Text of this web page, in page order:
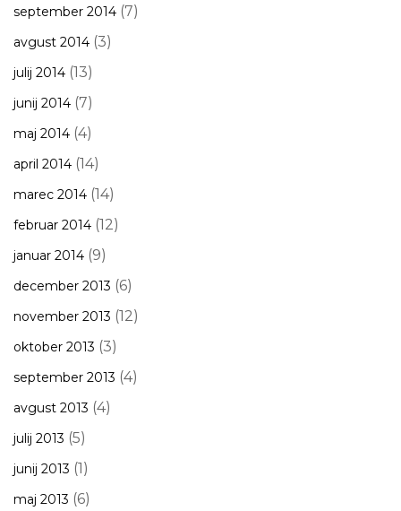
september 2014 (7)
avgust 2014 (3)
julij 2014 (13)
junij 2014 (7)
maj 2014 (4)
april 2014 (14)
marec 2014 (14)
februar 2014 (12)
januar 2014 (9)
december 2013 (6)
november 2013 (12)
oktober 2013 (3)
september 2013 (4)
avgust 2013 (4)
julij 2013 (5)
junij 2013 (1)
maj 2013 (6)